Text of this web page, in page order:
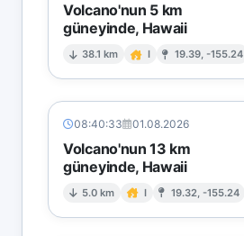
Volcano'nun 5 km
güneyinde, Hawaii
38.1 km I 19.39, -155.24
08:40:33 01.08.2026
Volcano'nun 13 km
güneyinde, Hawaii
5.0 km I 19.32, -155.24